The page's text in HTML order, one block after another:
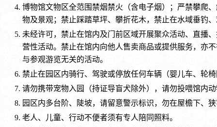
博物馆文物区全范围禁烟禁火（含电子烟）；严禁攀爬
物及景观；禁止踩踏草坪、攀折花木，禁止在水域垂钓
未经许可，禁止在馆内及门前区域开展聚众活动、直播
营性活动。禁止在馆内向他人售卖商品或提供服务，亦
与参观游览无关的活动。
禁止在园区内骑行、驾驶或停放任何车辆（婴儿车、轮
请勿携带宠物入园（持证导盲犬除外），请勿投喂馆内
园区内多台阶、陡坡，请留意警示标识，勿在屋檐下、
老人、儿童、行动不便者须有专人陪同照料。